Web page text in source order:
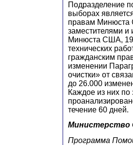
Подразделение
выборах
правам Минюста
заместителями
Минюста США, 19
технических
гражданским
изменении
очистки» от
до 26.000
Каждое из них
течение 60 дней.
Министерство
Программа